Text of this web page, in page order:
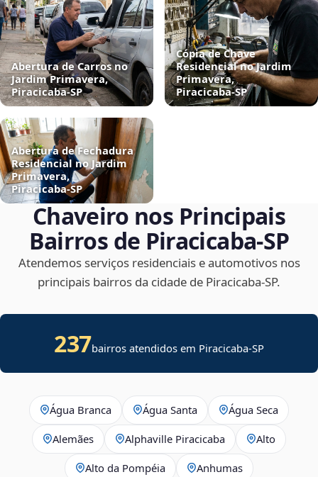
Abertura de Carros no
Jardim Primavera,
Piracicaba‑SP
Cópia de Chave
Residencial no Jardim
Primavera,
Piracicaba‑SP
Abertura de Fechadura
Residencial no Jardim
Primavera,
Piracicaba‑SP
Chaveiro nos Principais
Bairros de Piracicaba‑SP
Atendemos serviços residenciais e automotivos nos
principais bairros da cidade de Piracicaba‑SP.
237bairros atendidos em Piracicaba-SP
Água Branca Água Santa Água Seca
Alemães Alphaville Piracicaba Alto
Alto da Pompéia Anhumas